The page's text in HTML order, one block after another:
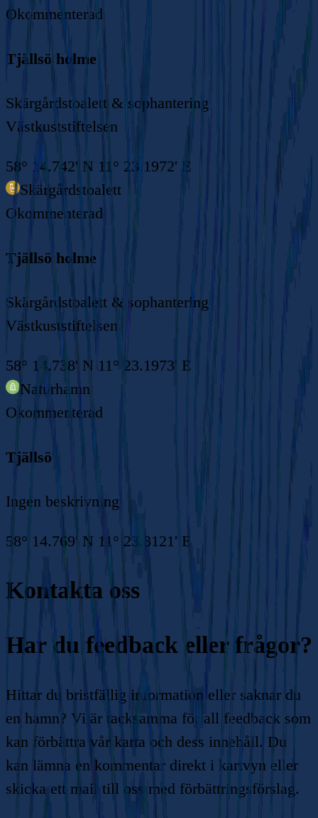
Okommenterad
Tjällsö holme
Skärgårdstoalett & sophantering
Västkuststiftelsen
58° 14.742' N 11° 23.1972' E
Skärgårdstoalett
Okommenterad
Tjällsö holme
Skärgårdstoalett & sophantering
Västkuststiftelsen
58° 14.738' N 11° 23.1973' E
Naturhamn
Okommenterad
Tjällsö
Ingen beskrivning
58° 14.769' N 11° 23.3121' E
Kontakta oss
Har du feedback eller frågor?
Hittar du bristfällig information eller saknar du
en hamn? Vi är tacksamma för all feedback som
kan förbättra vår karta och dess innehåll. Du
kan lämna en kommentar direkt i kartvyn eller
skicka ett mail till oss med förbättringsförslag.